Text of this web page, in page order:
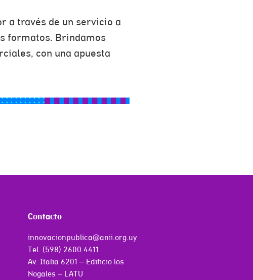
a través de un servicio a
formatos. Brindamos
con una apuesta
Contacto
innovacionpublica@anii.org.uy
Tel. (598) 2600.4411
Av. Italia 6201 – Edificio los
Nogales – LATU